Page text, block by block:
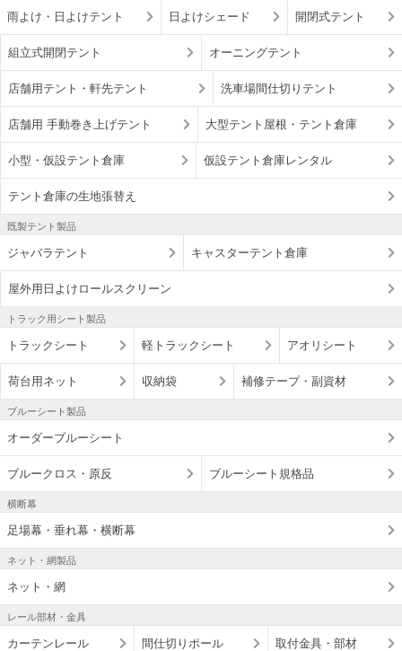
雨よけ・日よけテント 日よけシェード 開閉式テント
組立式開閉テント オーニングテント
店舗用テント・軒先テント 洗車場間仕切りテント
店舗用 手動巻き上げテント 大型テント屋根・テント倉庫
小型・仮設テント倉庫 仮設テント倉庫レンタル
テント倉庫の生地張替え
既製テント製品
ジャバラテント キャスターテント倉庫
屋外用日よけロールスクリーン
トラック用シート製品
トラックシート 軽トラックシート アオリシート
荷台用ネット 収納袋 補修テープ・副資材
ブルーシート製品
オーダーブルーシート
ブルークロス・原反 ブルーシート規格品
横断幕
足場幕・垂れ幕・横断幕
ネット・網製品
ネット・網
レール部材・金具
カーテンレール 間仕切りポール 取付金具・部材